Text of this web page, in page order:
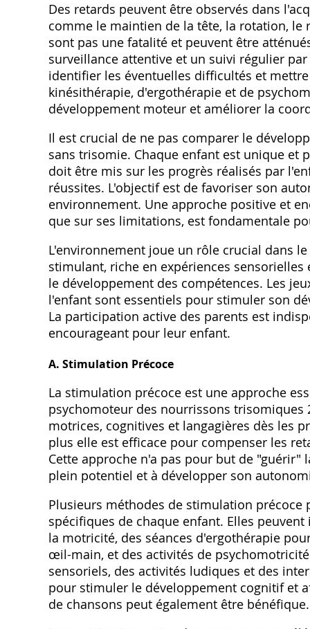
Des retards peuvent être observés dans
comme le maintien de la tête‚ la rotation‚
sont pas une fatalité et peuvent être
surveillance attentive et un suivi régulier
identifier les éventuelles difficultés et
kinésithérapie‚ d'ergothérapie et de
développement moteur et améliorer la
Il est crucial de ne pas comparer le
sans trisomie. Chaque enfant est unique et
doit être mis sur les progrès réalisés par
réussites. L'objectif est de favoriser son
environnement. Une approche positive et
que sur ses limitations‚ est fondamentale
L'environnement joue un rôle crucial dans
stimulant‚ riche en expériences
le développement des compétences. Les
l'enfant sont essentiels pour stimuler son
La participation active des parents est
encourageant pour leur enfant.
A. Stimulation Précoce
La stimulation précoce est une approche
psychomoteur des nourrissons trisomiques
motrices‚ cognitives et langagières dès les
plus elle est efficace pour compenser les
Cette approche n'a pas pour but de "guérir"
plein potentiel et à développer son
Plusieurs méthodes de stimulation précoce
spécifiques de chaque enfant. Elles
la motricité‚ des séances d'ergothérapie
œil-main‚ et des activités de
sensoriels‚ des activités ludiques et des
pour stimuler le développement cognitif et
de chansons peut également être bénéfique.